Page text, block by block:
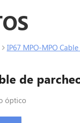
IP67 MPO-MPO
de
óptico